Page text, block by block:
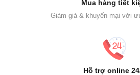
Mua hàng tiết
Giảm giá & khuyến mại với
Hỗ trợ online